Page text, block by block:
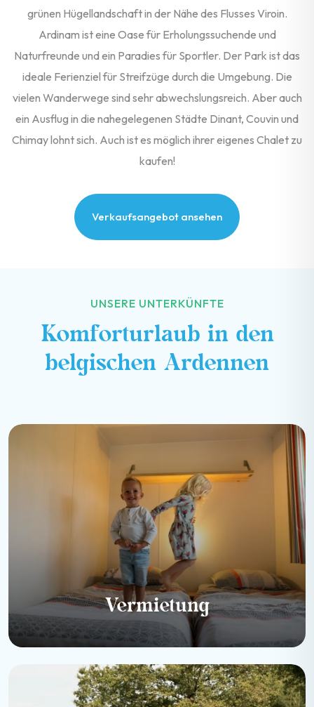
grünen Hügellandschaft in der Nähe des Flusses Viroin.
Ardinam ist eine Oase für Erholungssuchende und
Naturfreunde und ein Paradies für Sportler. Der Park ist das
ideale Ferienziel für Streifzüge durch die Umgebung. Die
vielen Wanderwege sind sehr abwechslungsreich. Aber auch
ein Ausflug in die nahegelegenen Städte Dinant, Couvin und
Chimay lohnt sich. Auch ist es möglich ihrer eigenes Chalet zu
kaufen!
Verkaufsangebot ansehen
UNSERE UNTERKÜNFTE
Komforturlaub in den
belgischen Ardennen
Vermietung